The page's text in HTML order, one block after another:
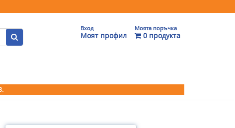
Вход
Моят профил
Моята поръчка
0 продукта